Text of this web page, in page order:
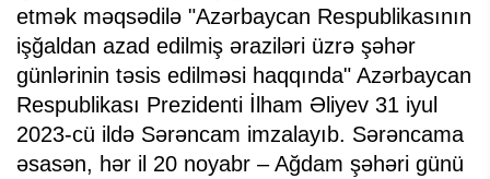
etmək məqsədilə "Azərbaycan Respublikasının
işğaldan azad edilmiş əraziləri üzrə şəhər
günlərinin təsis edilməsi haqqında" Azərbaycan
Respublikası Prezidenti İlham Əliyev 31 iyul
2023-cü ildə Sərəncam imzalayıb. Sərəncama
əsasən, hər il 20 noyabr – Ağdam şəhəri günü